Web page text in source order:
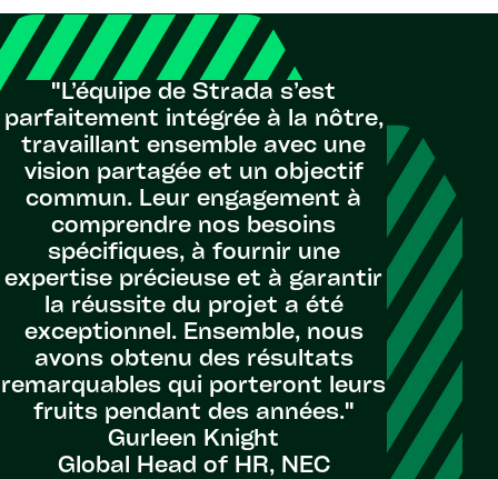
"L’équipe de Strada s’est
parfaitement intégrée à la nôtre,
travaillant ensemble avec une
vision partagée et un objectif
commun. Leur engagement à
comprendre nos besoins
spécifiques, à fournir une
expertise précieuse et à garantir
la réussite du projet a été
exceptionnel. Ensemble, nous
avons obtenu des résultats
remarquables qui porteront leurs
fruits pendant des années."
Gurleen Knight
Global Head of HR, NEC